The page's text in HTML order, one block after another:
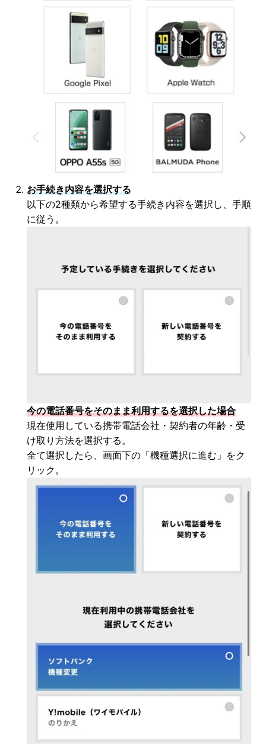
お手続き内容を選択する
以下の2種類から希望する手続き内容を選択し、手順
に従う。
今の電話番号をそのまま利用するを選択した場合
現在使用している携帯電話会社・契約者の年齢・受
け取り方法を選択する。
全て選択したら、画面下の「機種選択に進む」をク
リック。